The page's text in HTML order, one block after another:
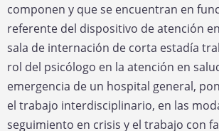
componen y que se encuentran en
referente del dispositivo de atención
sala de internación de corta estadía
rol del psicólogo en la atención en
emergencia de un hospital general,
el trabajo interdisciplinario, en las
seguimiento en crisis y el trabajo con